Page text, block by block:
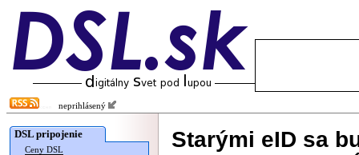
neprihlásený
DSL pripojenie
Ceny DSL
Starými eID sa